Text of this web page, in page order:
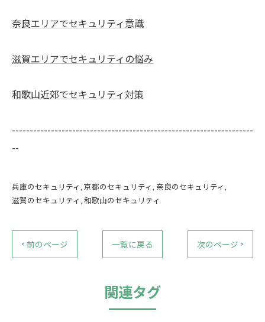
奈良エリアでセキュリティ意識
滋賀エリアでセキュリティの悩み
和歌山近郊でセキュリティ対策
--------------------------------------------------------------------
--
兵庫のセキュリティ 京都のセキュリティ 奈良のセキュリティ
滋賀のセキュリティ 和歌山のセキュリティ
< 前のページ 一覧に戻る 次のページ >
関連タグ